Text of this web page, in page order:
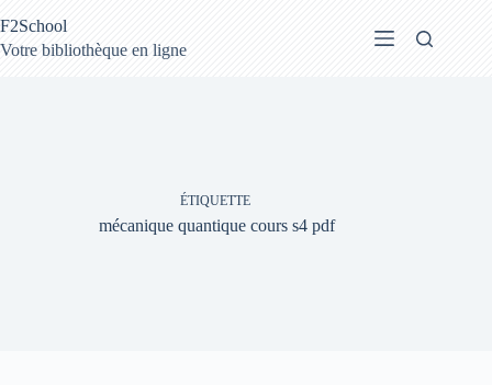
au
contenu
F2School
Votre bibliothèque en ligne
ÉTIQUETTE
mécanique quantique cours s4 pdf